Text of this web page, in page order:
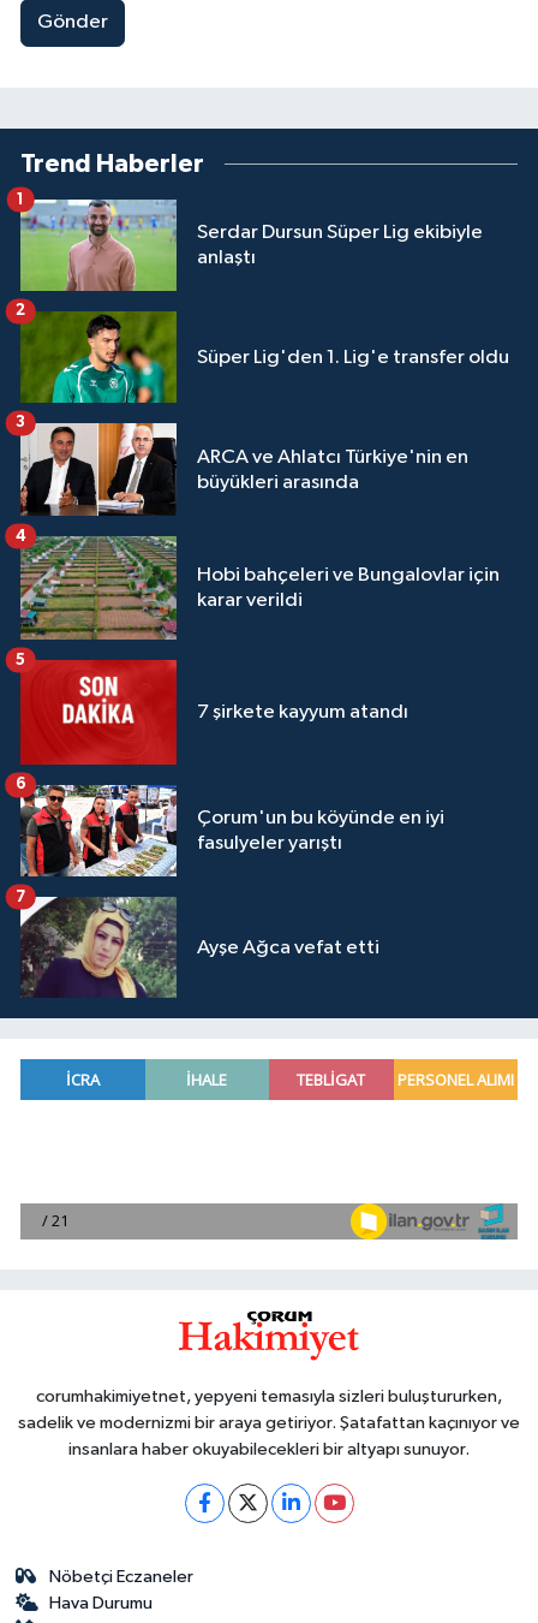
Gönder
Trend Haberler
Serdar Dursun Süper Lig ekibiyle
anlaştı
1
Süper Lig'den 1. Lig'e transfer oldu
2
ARCA ve Ahlatcı Türkiye'nin en
büyükleri arasında
3
Hobi bahçeleri ve Bungalovlar için
karar verildi
4
7 şirkete kayyum atandı
5
Çorum'un bu köyünde en iyi
fasulyeler yarıştı
6
Ayşe Ağca vefat etti
7
corumhakimiyetnet, yepyeni temasıyla sizleri buluştururken,
sadelik ve modernizmi bir araya getiriyor. Şatafattan kaçınıyor ve
insanlara haber okuyabilecekleri bir altyapı sunuyor.
Nöbetçi Eczaneler
Hava Durumu